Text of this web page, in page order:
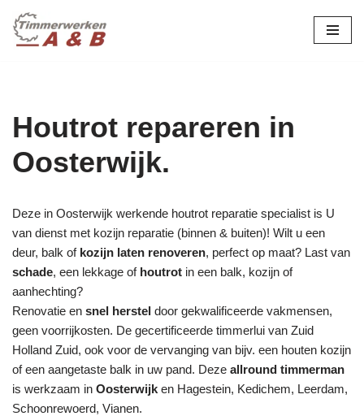
Ga
Houtrot repareren in
Oosterwijk.
Deze in Oosterwijk werkende houtrot reparatie specialist is U
van dienst met kozijn reparatie (binnen & buiten)! Wilt u een
deur, balk of kozijn laten renoveren, perfect op maat? Last van
schade, een lekkage of houtrot in een balk, kozijn of
aanhechting?
Renovatie en snel herstel door gekwalificeerde vakmensen,
geen voorrijkosten. De gecertificeerde timmerlui van Zuid
Holland Zuid, ook voor de vervanging van bijv. een houten kozijn
of een aangetaste balk in uw pand. Deze allround timmerman
is werkzaam in Oosterwijk en Hagestein, Kedichem, Leerdam,
Schoonrewoerd, Vianen.